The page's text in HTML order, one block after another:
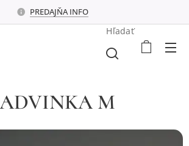
PREDAJŇA INFO
Hľadať
M